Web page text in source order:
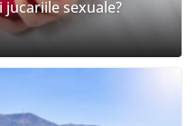
sexuale?